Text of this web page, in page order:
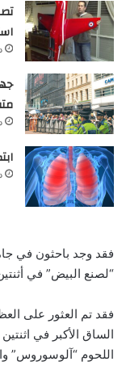
فقد وجد باحثون في
“لصنع البيض” في
فقد تم العثور على
الساق الأكبر في
اللحوم “آلوسوروس”